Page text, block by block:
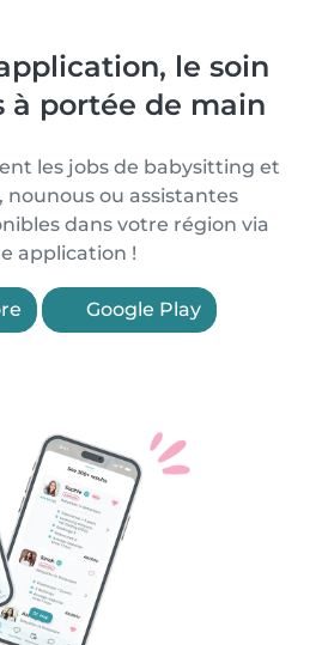
le soin
à portée de main
les jobs de babysitting et
nounous ou assistantes
dans votre région via
application !
Google Play